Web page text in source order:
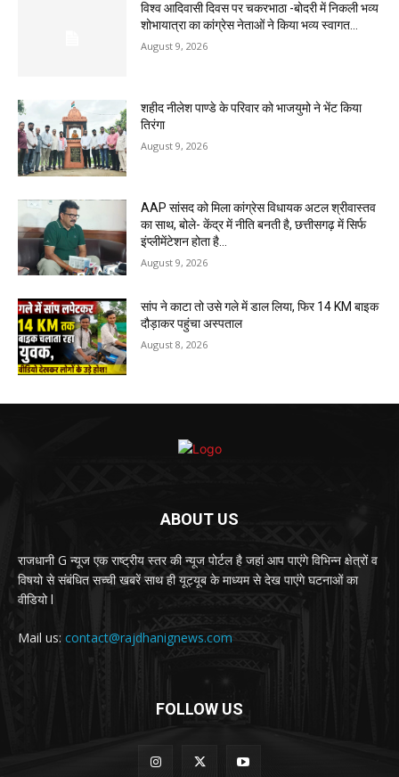
विश्व आदिवासी दिवस पर चकरभाठा -बोदरी में निकली भव्य
शोभायात्रा का कांग्रेस नेताओं ने किया भव्य स्वागत…
August 9, 2026
शहीद नीलेश पाण्डे के परिवार को भाजयुमो ने भेंट किया
तिरंगा
August 9, 2026
AAP सांसद को मिला कांग्रेस विधायक अटल श्रीवास्तव
का साथ, बोले- केंद्र में नीति बनती है, छत्तीसगढ़ में सिर्फ
इंप्लीमेंटेशन होता है…
August 9, 2026
सांप ने काटा तो उसे गले में डाल लिया, फिर 14 KM बाइक
दौड़ाकर पहुंचा अस्पताल
August 8, 2026
ABOUT US
राजधानी G न्यूज एक राष्ट्रीय स्तर की न्यूज पोर्टल है जहां आप पाएंगे विभिन्न क्षेत्रों व
विषयो से संबंधित सच्ची खबरें साथ ही यूट्यूब के माध्यम से देख पाएंगे घटनाओं का
वीडियो l
Mail us: contact@rajdhanignews.com
FOLLOW US